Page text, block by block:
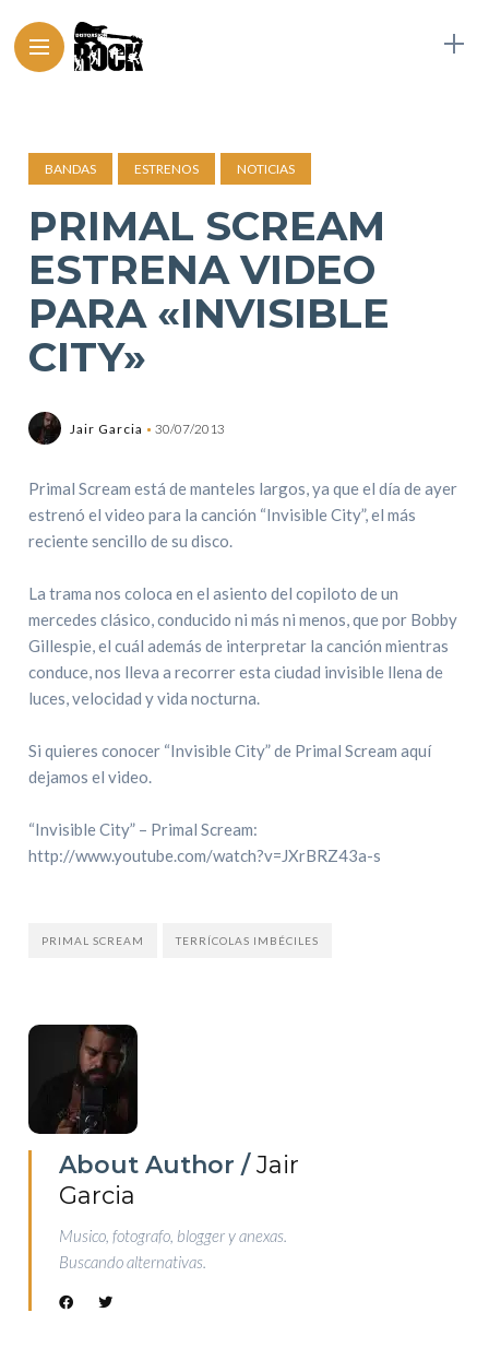
BANDAS ESTRENOS NOTICIAS
PRIMAL SCREAM
ESTRENA VIDEO
PARA «INVISIBLE
CITY»
Jair Garcia 30/07/2013
Primal Scream está de manteles largos, ya que el día de ayer
estrenó el video para la canción “Invisible City”, el más
reciente sencillo de su disco.
La trama nos coloca en el asiento del copiloto de un
mercedes clásico, conducido ni más ni menos, que por Bobby
Gillespie, el cuál además de interpretar la canción mientras
conduce, nos lleva a recorrer esta ciudad invisible llena de
luces, velocidad y vida nocturna.
Si quieres conocer “Invisible City” de Primal Scream aquí
dejamos el video.
“Invisible City” – Primal Scream:
http://www.youtube.com/watch?v=JXrBRZ43a-s
PRIMAL SCREAM TERRÍCOLAS IMBÉCILES
About Author /Jair
Garcia
Musico, fotografo, blogger y anexas.
Buscando alternativas.